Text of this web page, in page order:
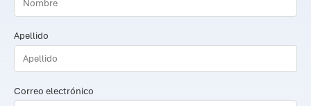
Apellido
Correo electrónico